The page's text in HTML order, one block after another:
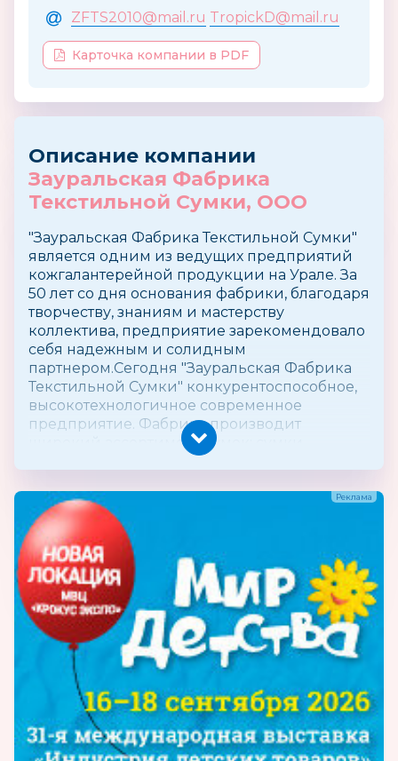
ZFTS2010@mail.ru TropickD@mail.ru
Карточка компании в PDF
Описание компании
Зауральская Фабрика
Текстильной Сумки, ООО
"Зауральская Фабрика Текстильной Сумки"
является одним из ведущих предприятий
кожгалантерейной продукции на Урале. За
50 лет со дня основания фабрики, благодаря
творчеству, знаниям и мастерству
коллектива, предприятие зарекомендовало
себя надежным и солидным
партнером.Сегодня "Зауральская Фабрика
Текстильной Сумки" конкурентоспособное,
высокотехнологичное современное
предприятие. Фабрика производит
широкий ассортимент сумок: сумки
спортивные, ранцы, рюкзаки для
выпускаемые фабрикой, постоянно
обновляются, учитывая направление моды и
интересы наших потребителей.
Продукция: бумажная канцелярская
продукция(рюкзаки), товары для детей от 3
до 7 лет, товары для детей от 7 до 18 лет